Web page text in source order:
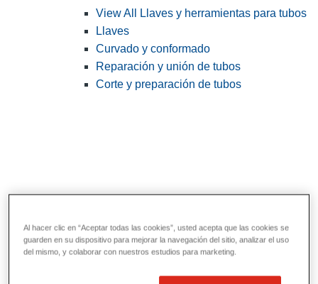
View All Llaves y herramientas para tubos
Llaves
Curvado y conformado
Reparación y unión de tubos
Corte y preparación de tubos
Herramientas de servicios públicos y de
Al hacer clic en “Aceptar todas las cookies”, usted acepta que las cookies se
guarden en su dispositivo para mejorar la navegación del sitio, analizar el uso
del mismo, y colaborar con nuestros estudios para marketing.